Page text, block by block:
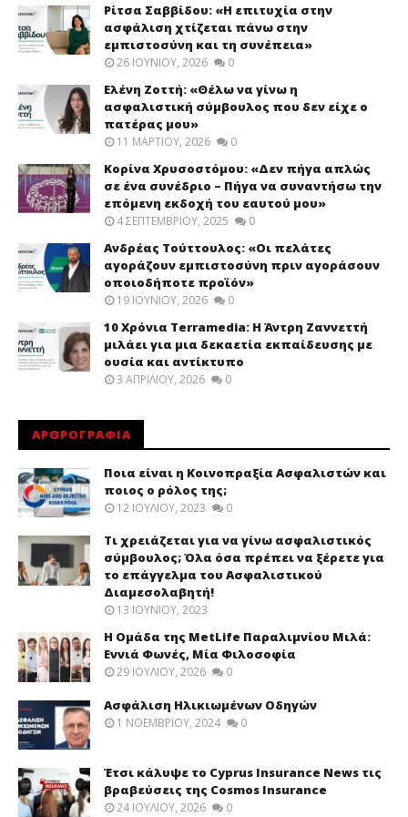
Ρίτσα Σαββίδου: «Η επιτυχία στην
ασφάλιση χτίζεται πάνω στην
εμπιστοσύνη και τη συνέπεια»
26 ΙΟΥΝΊΟΥ, 2026 0
Ελένη Ζοττή: «Θέλω να γίνω η
ασφαλιστική σύμβουλος που δεν είχε ο
πατέρας μου»
11 ΜΑΡΤΊΟΥ, 2026 0
Κορίνα Χρυσοστόμου: «Δεν πήγα απλώς
σε ένα συνέδριο – Πήγα να συναντήσω την
επόμενη εκδοχή του εαυτού μου»
4 ΣΕΠΤΕΜΒΡΊΟΥ, 2025 0
Ανδρέας Τούττουλος: «Οι πελάτες
αγοράζουν εμπιστοσύνη πριν αγοράσουν
οποιοδήποτε προϊόν»
19 ΙΟΥΝΊΟΥ, 2026 0
10 Χρόνια Terramedia: Η Άντρη Ζαννεττή
μιλάει για μια δεκαετία εκπαίδευσης με
ουσία και αντίκτυπο
3 ΑΠΡΙΛΊΟΥ, 2026 0
ΑΡΘΡΟΓΡΑΦΙΑ
Ποια είναι η Κοινοπραξία Ασφαλιστών και
ποιος ο ρόλος της;
12 ΙΟΥΛΊΟΥ, 2023 0
Τι χρειάζεται για να γίνω ασφαλιστικός
σύμβουλος; Όλα όσα πρέπει να ξέρετε για
το επάγγελμα του Ασφαλιστικού
Διαμεσολαβητή!
13 ΙΟΥΝΊΟΥ, 2023
Η Ομάδα της MetLife Παραλιμνίου Μιλά:
Εννιά Φωνές, Μία Φιλοσοφία
29 ΙΟΥΛΊΟΥ, 2026 0
Ασφάλιση Ηλικιωμένων Οδηγών
1 ΝΟΕΜΒΡΊΟΥ, 2024 0
Έτσι κάλυψε το Cyprus Insurance News τις
βραβεύσεις της Cosmos Insurance
24 ΙΟΥΛΊΟΥ, 2026 0